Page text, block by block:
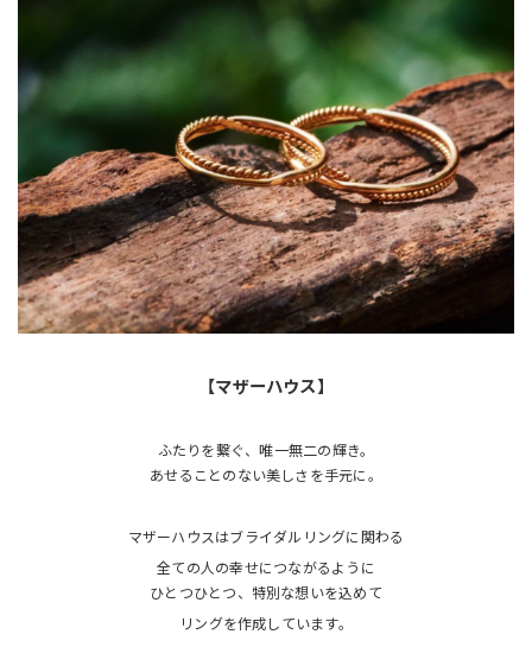
【マザーハウス】
ふたりを繋ぐ、唯一無二の輝き。
あせることのない美しさを手元に。
マザーハウスはブライダルリングに関わる
全ての人の幸せにつながるように
ひとつひとつ、特別な想いを込めて
リングを作成しています。